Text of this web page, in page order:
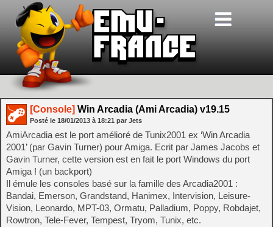
[Console] Win Arcadia (Ami Arcadia) v19.15
Posté le 18/01/2013 à 18:21 par Jets
AmiArcadia est le port amélioré de Tunix2001 ex ‘Win Arcadia
2001’ (par Gavin Turner) pour Amiga. Ecrit par James Jacobs et
Gavin Turner, cette version est en fait le port Windows du port
Amiga ! (un backport)
Il émule les consoles basé sur la famille des Arcadia2001 :
Bandai, Emerson, Grandstand, Hanimex, Intervision, Leisure-
Vision, Leonardo, MPT-03, Ormatu, Palladium, Poppy, Robdajet,
Rowtron, Tele-Fever, Tempest, Tryom, Tunix, etc.